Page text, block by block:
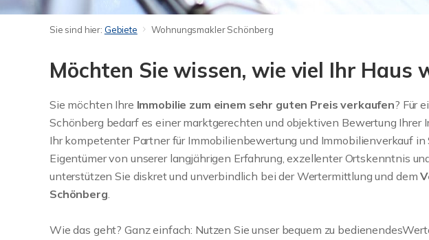
Sie sind hier: Gebiete Wohnungsmakler Schönberg
Möchten Sie wissen, wie viel Ihr Haus
Sie möchten Ihre Immobilie zum einem sehr guten Preis verkaufen? Für
Schönberg bedarf es einer marktgerechten und objektiven Bewertung Ihrer
Ihr kompetenter Partner für Immobilienbewertung und Immobilienverkauf in
Eigentümer von unserer langjährigen Erfahrung, exzellenter Ortskenntnis
unterstützen Sie diskret und unverbindlich bei der Wertermittlung und dem
Schönberg.
Wie das geht? Ganz einfach: Nutzen Sie unser bequem zu